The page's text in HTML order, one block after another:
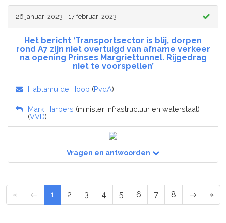
26 januari 2023 - 17 februari 2023
Het bericht ‘Transportsector is blij, dorpen
rond A7 zijn niet overtuigd van afname verkeer
na opening Prinses Margriettunnel. Rijgedrag
niet te voorspellen’
Habtamu de Hoop (PvdA)
Mark Harbers (minister infrastructuur en waterstaat)
(VVD)
Vragen en antwoorden
« ← 1 2 3 4 5 6 7 8 → »